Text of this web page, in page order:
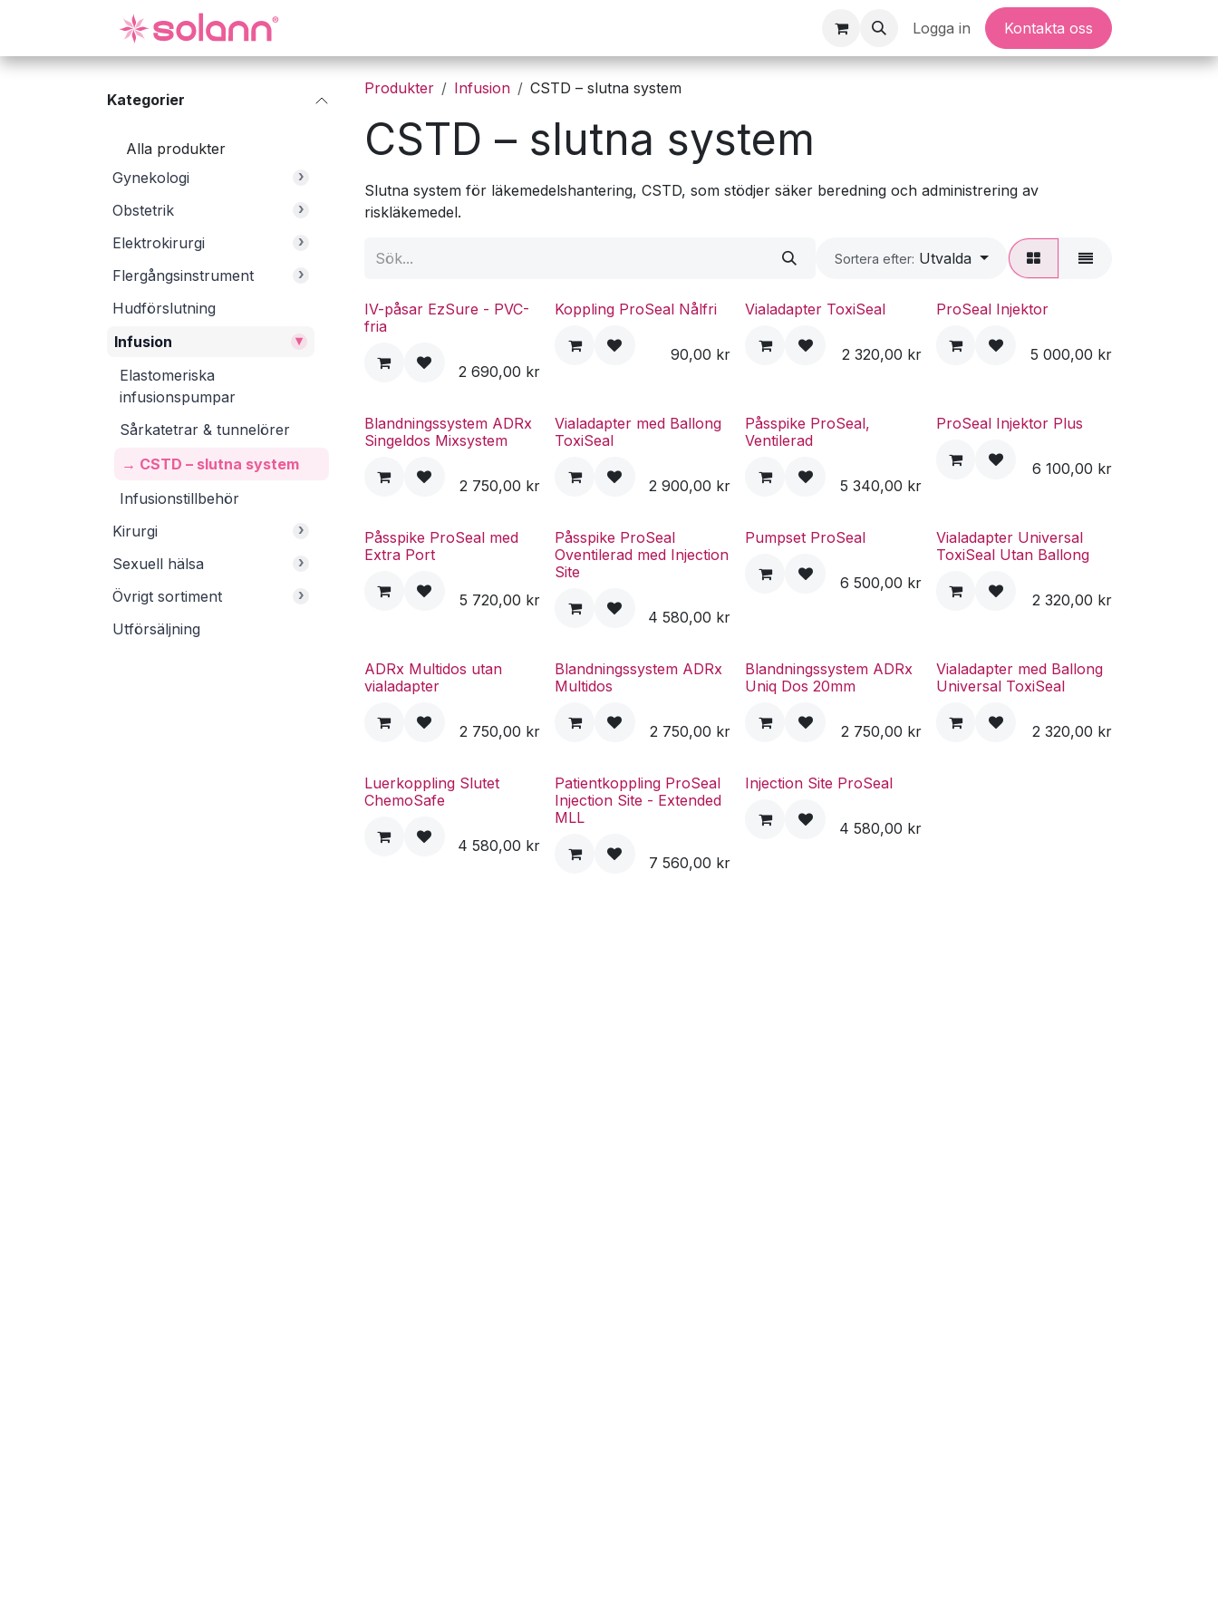
Logga in Kontakta oss
Kategorier
Alla produkter
Gynekologi
›
Obstetrik ›
Elektrokirurgi ›
Flergångsinstrument ›
Hudförslutning
Infusion
▾
Elastomeriska
infusionspumpar
Sårkatetrar & tunnelörer
→ CSTD – slutna system
Infusionstillbehör
Kirurgi
›
Sexuell hälsa ›
Övrigt sortiment ›
Utförsäljning
Produkter Infusion CSTD – slutna system
CSTD – slutna system
Slutna system för läkemedelshantering, CSTD, som stödjer säker beredning och administrering av
riskläkemedel.
Sortera efter: Utvalda
IV-påsar EzSure - PVC-
fria
2 690,00 kr
Koppling ProSeal Nålfri
90,00 kr
Vialadapter ToxiSeal
2 320,00 kr
ProSeal Injektor
5 000,00 kr
Blandningssystem ADRx
Singeldos Mixsystem
2 750,00 kr
Vialadapter med Ballong
ToxiSeal
2 900,00 kr
Påsspike ProSeal,
Ventilerad
5 340,00 kr
ProSeal Injektor Plus
6 100,00 kr
Påsspike ProSeal med
Extra Port
5 720,00 kr
Påsspike ProSeal
Oventilerad med Injection
Site
4 580,00 kr
Pumpset ProSeal
6 500,00 kr
Vialadapter Universal
ToxiSeal Utan Ballong
2 320,00 kr
ADRx Multidos utan
vialadapter
2 750,00 kr
Blandningssystem ADRx
Multidos
2 750,00 kr
Blandningssystem ADRx
Uniq Dos 20mm
2 750,00 kr
Vialadapter med Ballong
Universal ToxiSeal
2 320,00 kr
Luerkoppling Slutet
ChemoSafe
4 580,00 kr
Patientkoppling ProSeal
Injection Site - Extended
MLL
7 560,00 kr
Injection Site ProSeal
4 580,00 kr